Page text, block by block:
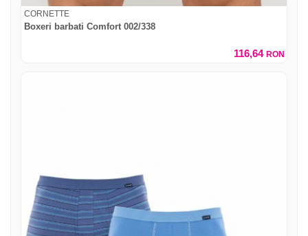
CORNETTE
Boxeri barbati Comfort 002/338
116,64 RON